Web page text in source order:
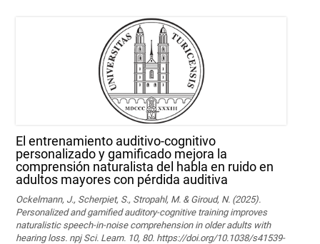
El entrenamiento auditivo-cognitivo
personalizado y gamificado mejora la
comprensión naturalista del habla en ruido en
adultos mayores con pérdida auditiva
Ockelmann, J., Scherpiet, S., Stropahl, M. & Giroud, N. (2025).
Personalized and gamified auditory-cognitive training improves
naturalistic speech-in-noise comprehension in older adults with
hearing loss. npj Sci. Learn. 10, 80. https://doi.org/10.1038/s41539-